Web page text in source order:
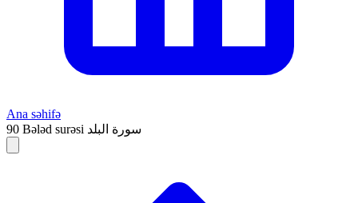
Ana səhifə
90 Bələd surəsi سورة البلد